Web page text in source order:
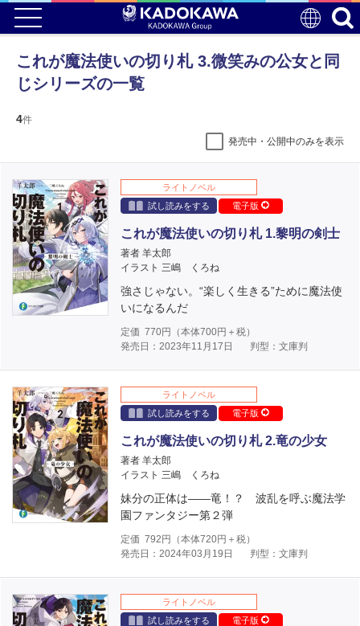
これが魔法使いの切り札 3.微笑みの公女と同
じシリーズの一覧
4件
発売中・公開中のみを表示
ライトノベル
試し読みをする
電子版
これが魔法使いの切り札 1.黎明の剣士
著者 羊太郎
イラスト 三嶋 くろね
強さじゃない。“楽しく生きる”ために魔法使
いになるんだ
定価 770円（本体700円＋税）
発売日：2023年11月17日
判型：文庫判
ライトノベル
試し読みをする
電子版
これが魔法使いの切り札 2.竜の少女
著者 羊太郎
イラスト 三嶋 くろね
妹分の正体は――竜！？ 波乱を呼ぶ魔法学
園ファンタジー第２弾
定価 792 円（本体720円＋税）
発売日：2024年03月19日
判型：文庫判
ライトノベル
試し読みをする
電子版